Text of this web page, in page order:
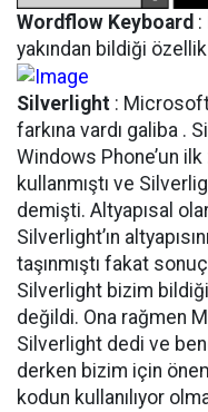
Wordflow Keyboard :
yakından bildiği
Silverlight : Microsoft
farkına vardı galiba .
Windows Phone’un
kullanmıştı ve
demişti. Altyapısal
Silverlight’ın
taşınmıştı fakat
Silverlight bizim
değildi. Ona rağmen
Silverlight dedi ve
derken bizim için
kodun kullanılıyor